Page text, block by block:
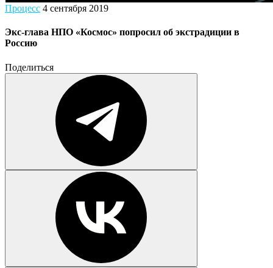
Процесс 4 сентября 2019
Экс-глава НПО «Космос» попросил об экстрадиции в
Россию
Поделиться